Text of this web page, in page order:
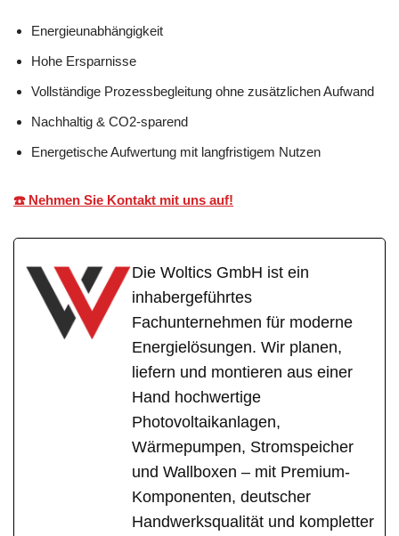
Energieunabhängigkeit
Hohe Ersparnisse
Vollständige Prozessbegleitung ohne zusätzlichen Aufwand
Nachhaltig & CO2-sparend
Energetische Aufwertung mit langfristigem Nutzen
☎️ Nehmen Sie Kontakt mit uns auf!
Die Woltics GmbH ist ein
inhabergeführtes
Fachunternehmen für moderne
Energielösungen. Wir planen,
liefern und montieren aus einer
Hand hochwertige
Photovoltaikanlagen,
Wärmepumpen, Stromspeicher
und Wallboxen – mit Premium-
Komponenten, deutscher
Handwerksqualität und kompletter